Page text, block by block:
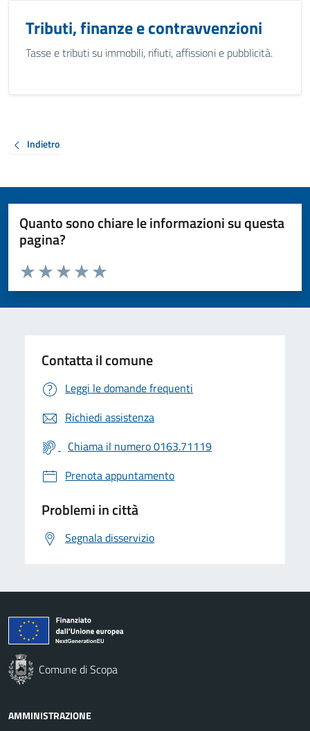
Tributi, finanze e contravvenzioni
Tasse e tributi su immobili, rifiuti, affissioni e pubblicità.
Indietro
Quanto sono chiare le informazioni su questa
pagina?
Valuta da 1 a 5 stelle la pagina
Valuta 5 stelle su 5
Valuta 4 stelle su 5
Valuta 3 stelle su 5
Valuta 2 stelle su 5
Valuta 1 stelle su 5
Contatta il comune
Leggi le domande frequenti
Richiedi assistenza
Chiama il numero 0163.71119
Prenota appuntamento
Problemi in città
Segnala disservizio
Comune di Scopa
AMMINISTRAZIONE